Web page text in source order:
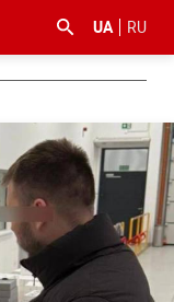
UA RU
#коронавірус